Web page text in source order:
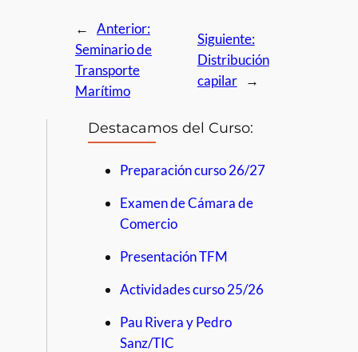
←
Anterior:
Seminario de
Transporte
Marítimo
Siguiente:
Distribución
capilar
→
Destacamos del Curso:
Preparación curso 26/27
Examen de Cámara de
Comercio
Presentación TFM
Actividades curso 25/26
Pau Rivera y Pedro
Sanz/TIC